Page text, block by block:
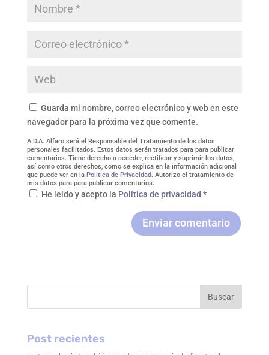
Guarda mi nombre, correo electrónico y web en este
navegador para la próxima vez que comente.
A.D.A. Alfaro será el Responsable del Tratamiento de los datos
personales facilitados. Estos datos serán tratados para para publicar
comentarios. Tiene derecho a acceder, rectificar y suprimir los datos,
así como otros derechos, como se explica en la información adicional
que puede ver en la Política de Privacidad. Autorizo el tratamiento de
mis datos para para publicar comentarios.
He leído y acepto la Política de privacidad *
Enviar comentario
Buscar
Post recientes